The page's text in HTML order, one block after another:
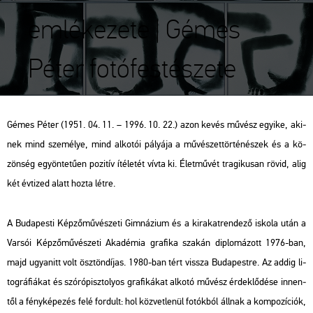
emlékezete | Gémes
Péter fotófestészete
Gémes Péter (1951. 04. 11. – 1996. 10. 22.) azon kevés mű­vész egyi­ke, aki­
nek mind sze­mé­lye, mind al­ko­tói pá­lyá­ja a mű­vé­szet­tör­té­né­szek és a kö­
zön­ség egy­ön­te­tű­en po­zi­tív íté­le­tét vívta ki. Élet­mű­vét tra­gi­ku­san rövid, alig
két év­ti­zed alatt hozta létre.
A Bu­da­pes­ti Kép­ző­mű­vé­sze­ti Gim­ná­zi­um és a ki­ra­kat­ren­de­ző is­ko­la után a
Var­sói Kép­ző­mű­vé­sze­ti Aka­dé­mia gra­fi­ka sza­kán dip­lo­má­zott 1976-ban,
majd ugyan­itt volt ösz­tön­dí­jas. 1980-ban tért vissza Bu­da­pest­re. Az addig li­
tog­rá­fi­á­kat és szó­ró­pisz­to­lyos gra­fi­ká­kat al­ko­tó mű­vész ér­dek­lő­dé­se in­nen­
től a fény­ké­pe­zés felé for­dult: hol köz­vet­le­nül fo­tók­ból áll­nak a kom­po­zí­ci­ók,